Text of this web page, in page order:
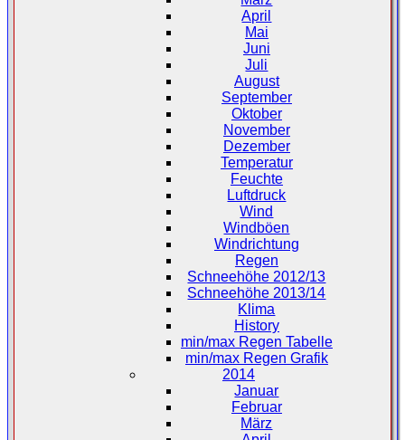
April
Mai
Juni
Juli
August
September
Oktober
November
Dezember
Temperatur
Feuchte
Luftdruck
Wind
Windböen
Windrichtung
Regen
Schneehöhe 2012/13
Schneehöhe 2013/14
Klima
History
min/max Regen Tabelle
min/max Regen Grafik
2014
Januar
Februar
März